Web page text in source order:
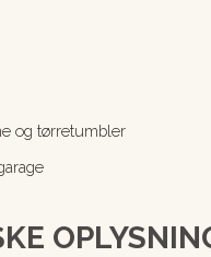
og tørretumbler